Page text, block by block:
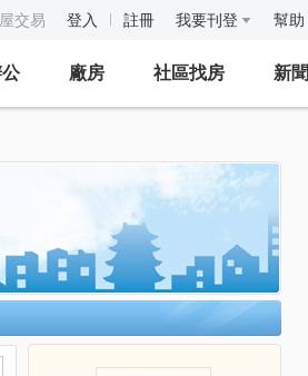
交易 登入 註冊 我要刊登 幫助
廠房 社區找房 新聞